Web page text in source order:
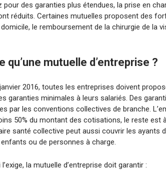
pour des garanties plus étendues, la prise en
réduits. Certaines mutuelles proposent des
le remboursement de la chirurgie de la
qu’une mutuelle d’entreprise ?
janvier 2016, toutes les entreprises doivent
garanties minimales à leurs salariés. Des
par les conventions collectives de branche.
50% du montant des cotisations, le reste est
santé collective peut aussi couvrir les ayants
ou de personnes à charge.
la mutuelle d’entreprise doit garantir :